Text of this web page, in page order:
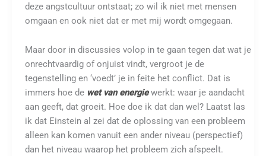
deze angstcultuur ontstaat; zo wil ik niet met mensen
omgaan en ook niet dat er met mij wordt omgegaan.
Maar door in discussies volop in te gaan tegen dat wat je
onrechtvaardig of onjuist vindt, vergroot je de
tegenstelling en ‘voedt’ je in feite het conflict. Dat is
immers hoe de wet van energiewerkt: waar je aandacht
aan geeft, dat groeit. Hoe doe ik dat dan wel? Laatst las
ik dat Einstein al zei dat de oplossing van een probleem
alleen kan komen vanuit een ander niveau (perspectief)
dan het niveau waarop het probleem zich afspeelt.